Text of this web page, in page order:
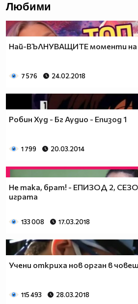
Любими
Най-ВЪЛНУВАЩИТЕ моменти на
7 576 24.02.2018
Робин Худ - Бг Аудио - Епизод 1
1 799 20.03.2014
Не така, брат! - ЕПИЗОД 2,
играта
133 008 17.03.2018
Учени откриха нов орган в
115 493 28.03.2018